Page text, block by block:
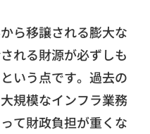
ら移譲される膨大な
れる財源が必ずしも
いう点です。過去の
規模なインフラ業務
て財政負担が重くな